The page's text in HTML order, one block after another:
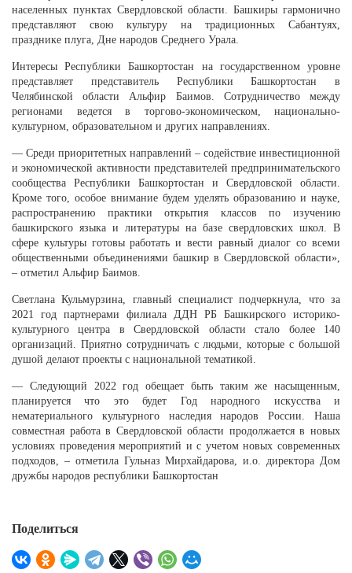
населенных пунктах Свердловской области. Башкиры гармонично
представляют свою культуру на традиционных Сабантуях,
празднике плуга, Дне народов Среднего Урала.
Интересы Республики Башкортостан на государственном уровне
представляет представитель Республики Башкортостан в
Челябинской области Альфир Баимов. Сотрудничество между
регионами ведется в торгово-экономическом, национально-
культурном, образовательном и других направлениях.
— Среди приоритетных направлений – содействие инвестиционной
и экономической активности представителей предпринимательского
сообщества Республики Башкортостан и Свердловской области.
Кроме того, особое внимание будем уделять образованию и науке,
распространению практики открытия классов по изучению
башкирского языка и литературы на базе свердловских школ. В
сфере культуры готовы работать и вести равный диалог со всеми
общественными объединениями башкир в Свердловской области»,
– отметил Альфир Баимов.
Светлана Кульмурзина, главный специалист подчеркнула, что за
2021 год партнерами филиала ДДН РБ Башкирского историко-
культурного центра в Свердловской области стало более 140
организаций. Приятно сотрудничать с людьми, которые с большой
душой делают проекты с национальной тематикой.
— Следующий 2022 год обещает быть таким же насыщенным,
планируется что это будет Год народного искусства и
нематериального культурного наследия народов России. Наша
совместная работа в Свердловской области продолжается в новых
условиях проведения мероприятий и с учетом новых современных
подходов, – отметила Гульназ Мирхайдарова, и.о. директора Дом
дружбы народов республики Башкортостан
Поделиться